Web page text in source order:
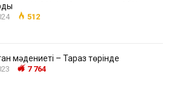
512
мәдениеті – Тараз төрінде
7 764